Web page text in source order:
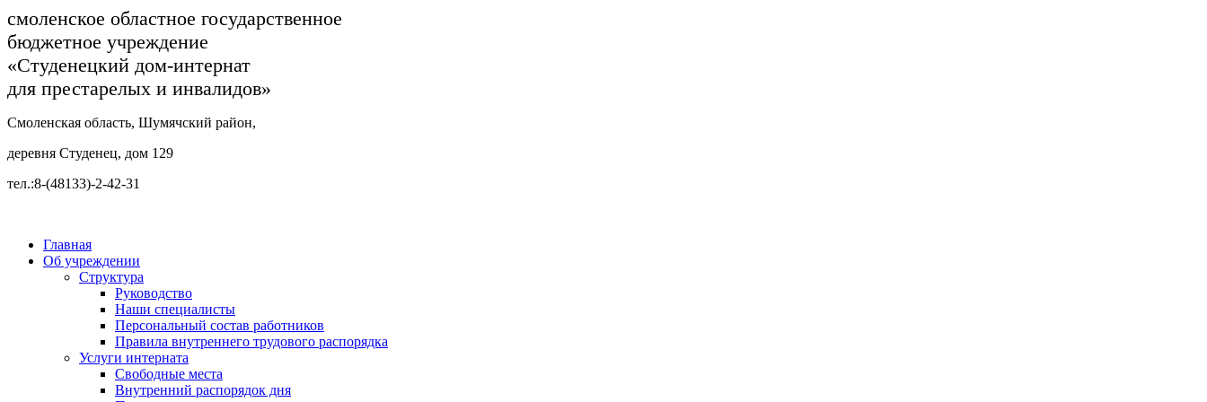
смоленское областное государственное
бюджетное учреждение
«Студенецкий дом-интернат
для престарелых и инвалидов»
Смоленская область, Шумячский район,
деревня Студенец, дом 129
тел.:8-(48133)-2-42-31
Главная
Об учреждении
Структура
Руководство
Наши специалисты
Персональный состав работников
Правила внутреннего трудового распорядка
Услуги интерната
Свободные места
Внутренний распорядок дня